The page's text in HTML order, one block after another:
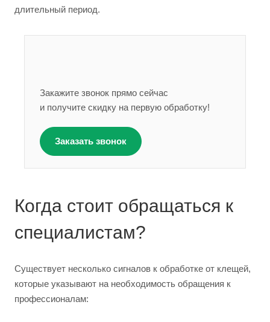
длительный период.
Закажите звонок прямо сейчас
и получите скидку на первую обработку!
Заказать звонок
Когда стоит обращаться к
специалистам?
Существует несколько сигналов к обработке от клещей,
которые указывают на необходимость обращения к
профессионалам: